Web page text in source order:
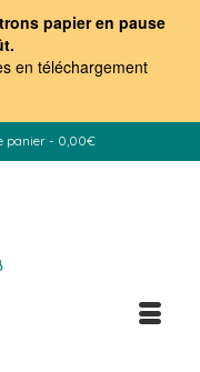
papier en pause
en téléchargement
panier - 0,00€